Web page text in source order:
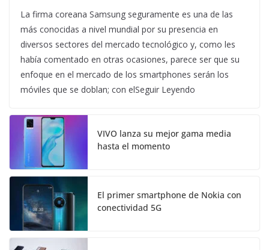
La firma coreana Samsung seguramente es una de las
más conocidas a nivel mundial por su presencia en
diversos sectores del mercado tecnológico y, como les
había comentado en otras ocasiones, parece ser que su
enfoque en el mercado de los smartphones serán los
móviles que se doblan; con elSeguir Leyendo
VIVO lanza su mejor gama media
hasta el momento
El primer smartphone de Nokia con
conectividad 5G